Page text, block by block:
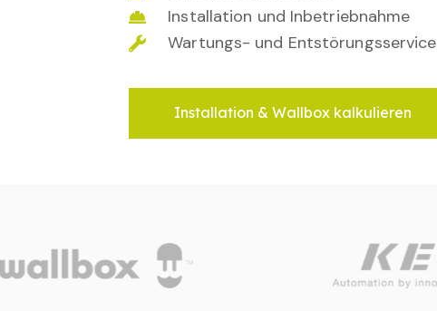
Installation und Inbetriebnahme
Wartungs- und Entstörungsservice
Installation & Wallbox kalkulieren